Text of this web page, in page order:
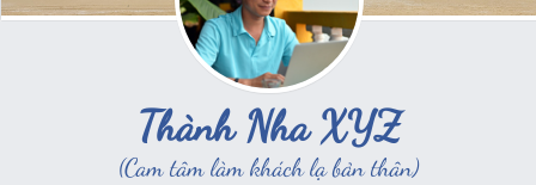
Thành Nha XYZ
(Cam tâm làm khách lạ bản thân)